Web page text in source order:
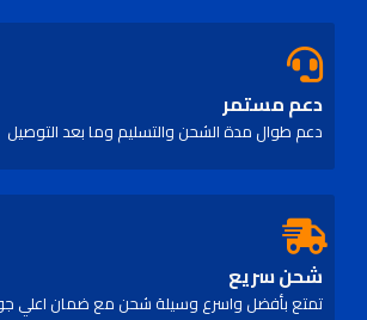
دعم مستمر
دعم طوال مدة الشحن والتسليم وما بعد التوصيل
شحن سريع
تمتع بأفضل واسرع وسيلة شحن مع ضمان اعلي